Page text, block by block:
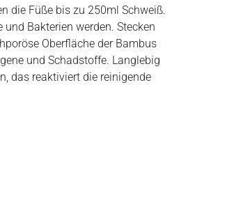
die Füße bis zu 250ml Schweiß.
Bakterien werden. Stecken
Oberfläche der Bambus
und Schadstoffe. Langlebig
das reaktiviert die reinigende